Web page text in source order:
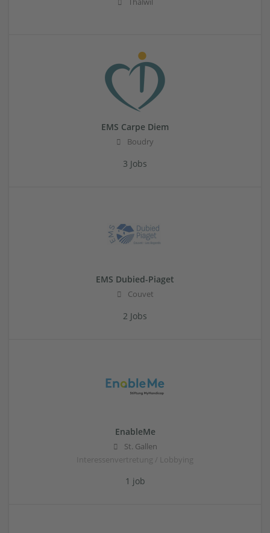
EMS Carpe Diem
Boudry
3 Jobs
EMS Dubied-Piaget
Couvet
2 Jobs
EnableMe
St. Gallen
Interessenvertretung / Lobbying
1 job